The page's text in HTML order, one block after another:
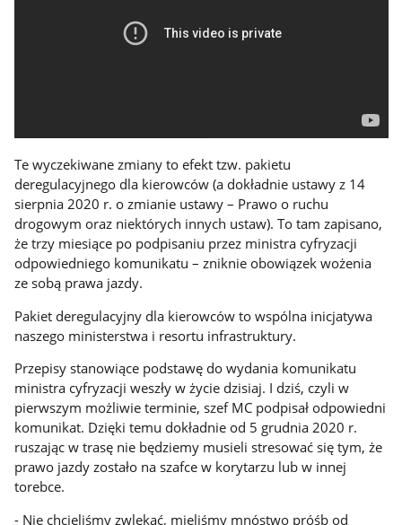
Te wyczekiwane zmiany to efekt tzw. pakietu
deregulacyjnego dla kierowców (a dokładnie ustawy z 14
sierpnia 2020 r. o zmianie ustawy – Prawo o ruchu
drogowym oraz niektórych innych ustaw). To tam zapisano,
że trzy miesiące po podpisaniu przez ministra cyfryzacji
odpowiedniego komunikatu – zniknie obowiązek wożenia
ze sobą prawa jazdy.
Pakiet deregulacyjny dla kierowców to wspólna inicjatywa
naszego ministerstwa i resortu infrastruktury.
Przepisy stanowiące podstawę do wydania komunikatu
ministra cyfryzacji weszły w życie dzisiaj. I dziś, czyli w
pierwszym możliwie terminie, szef MC podpisał odpowiedni
komunikat. Dzięki temu dokładnie od 5 grudnia 2020 r.
ruszając w trasę nie będziemy musieli stresować się tym, że
prawo jazdy zostało na szafce w korytarzu lub w innej
torebce.
- Nie chcieliśmy zwlekać, mieliśmy mnóstwo próśb od